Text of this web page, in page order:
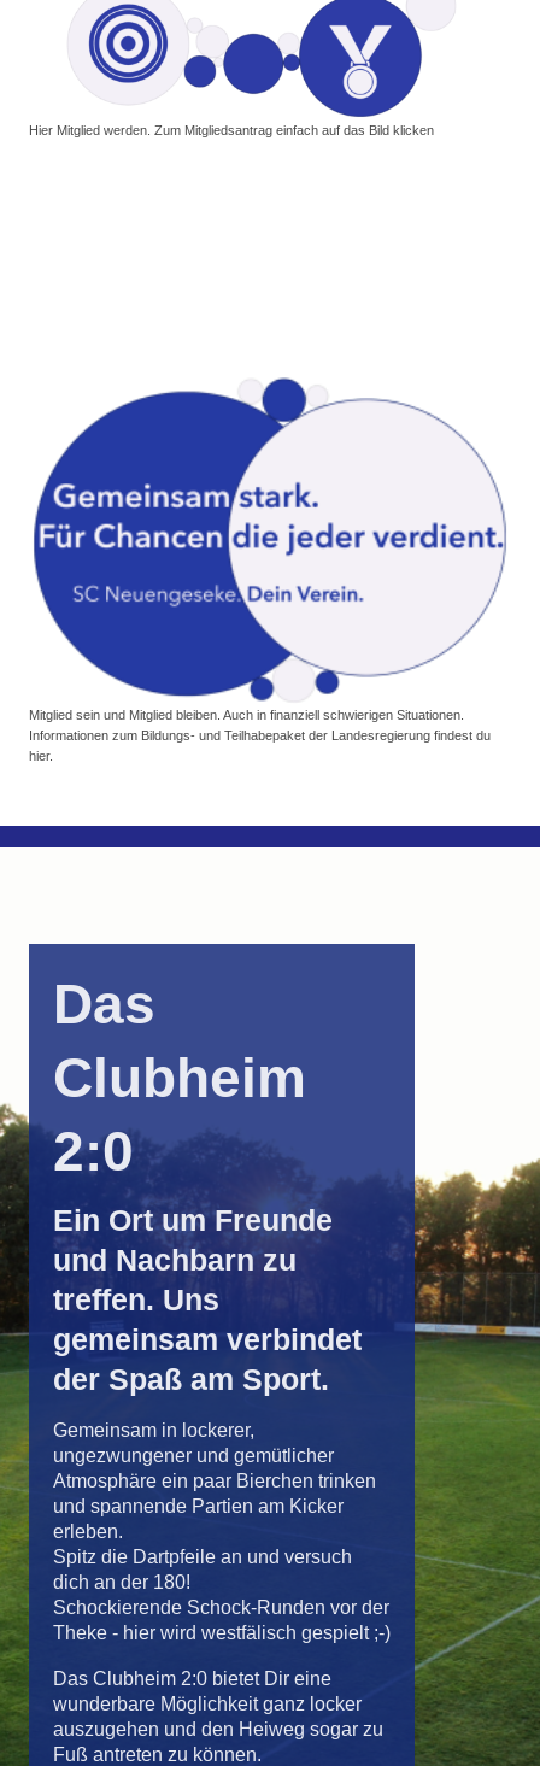
Hier Mitglied werden. Zum Mitgliedsantrag einfach auf das Bild klicken
Mitglied sein und Mitglied bleiben. Auch in finanziell schwierigen Situationen.
Informationen zum Bildungs- und Teilhabepaket der Landesregierung findest du
hier.
Das
Clubheim
2:0
Ein Ort um Freunde
und Nachbarn zu
treffen. Uns
gemeinsam verbindet
der Spaß am Sport.
Gemeinsam in lockerer,
ungezwungener und gemütlicher
Atmosphäre ein paar Bierchen trinken
und spannende Partien am Kicker
erleben.
Spitz die Dartpfeile an und versuch
dich an der 180!
Schockierende Schock-Runden vor der
Theke - hier wird westfälisch gespielt ;-)
Das Clubheim 2:0 bietet Dir eine
wunderbare Möglichkeit ganz locker
auszugehen und den Heiweg sogar zu
Fuß antreten zu können.